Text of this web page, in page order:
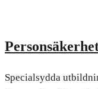
Specialsydda